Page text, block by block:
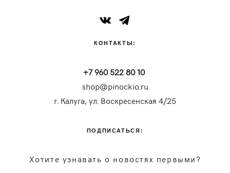
КОНТАКТЫ:
+7 960 522 80 10
shop@pinockio.ru
г. Калуга, ул. Воскресенская 4/25
ПОДПИСАТЬСЯ:
Хотите узнавать о новостях первыми?